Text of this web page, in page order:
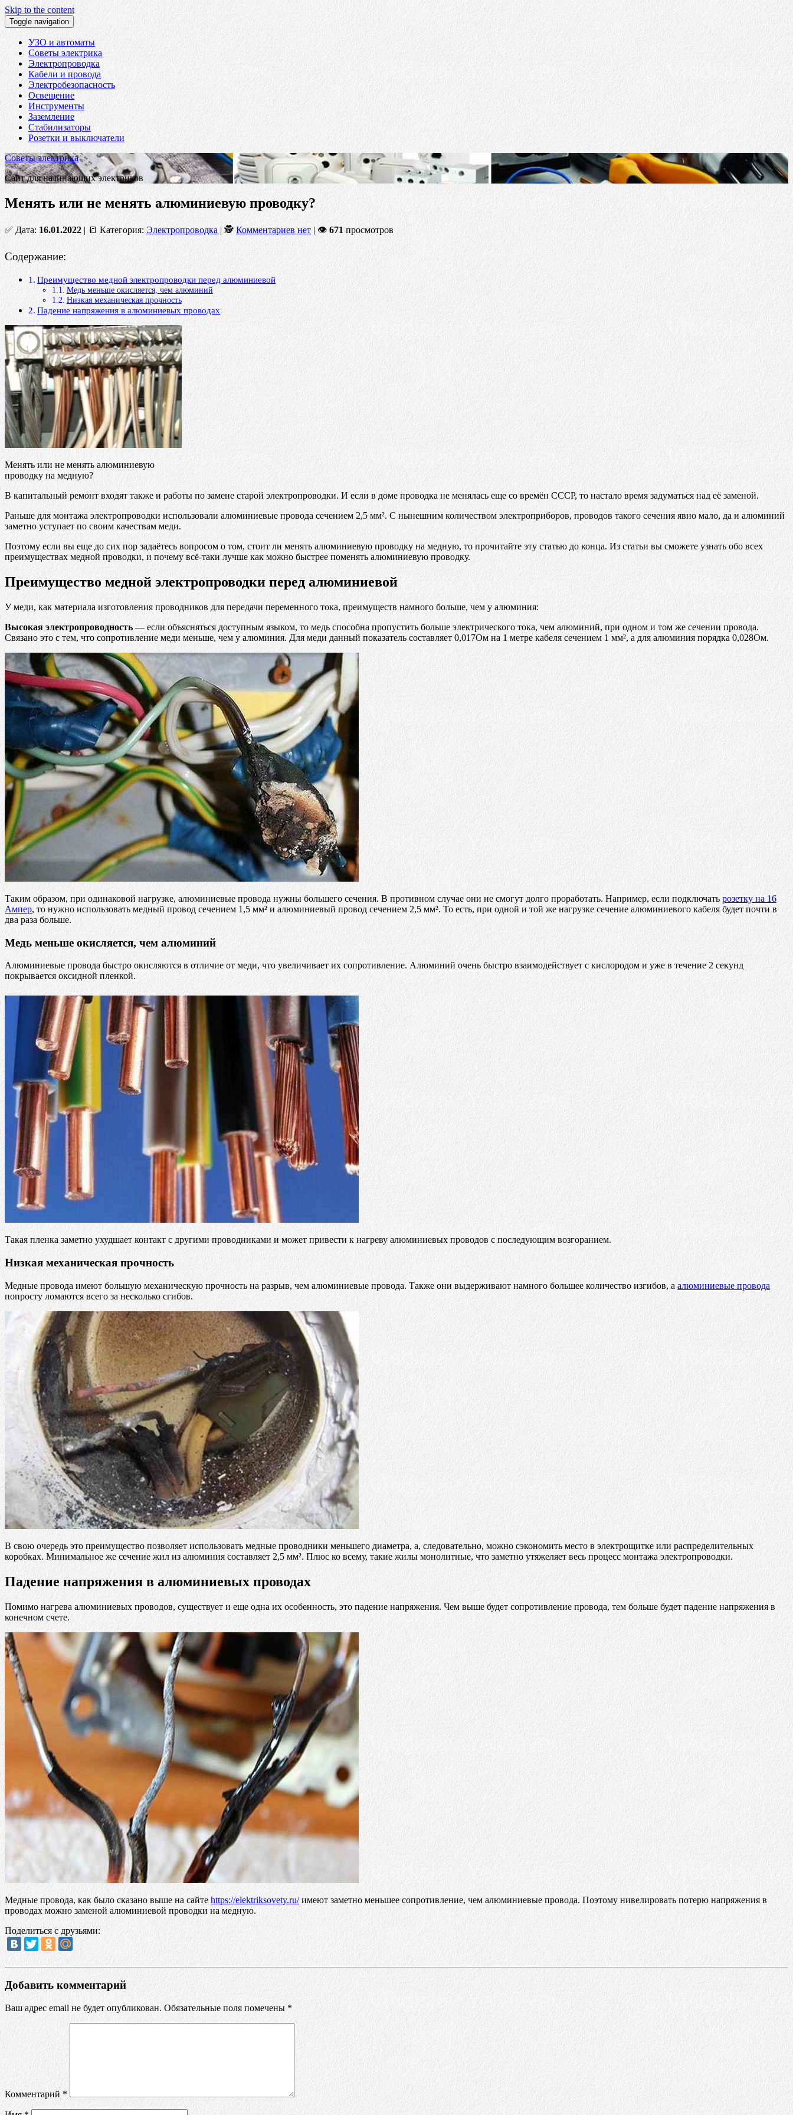
Skip to the content
Toggle navigation
УЗО и автоматы
Советы электрика
Электропроводка
Кабели и провода
Электробезопасность
Освещение
Инструменты
Заземление
Стабилизаторы
Розетки и выключатели
Советы электрика
Сайт для начинающих электриков
Менять или не менять алюминиевую проводку?
✅ Дата: 16.01.2022 | 📒 Категория: Электропроводка | 🕵 Комментариев нет | 👁 671просмотров
Содержание:
Преимущество медной электропроводки перед алюминиевой
Медь меньше окисляется, чем алюминий
Низкая механическая прочность
Падение напряжения в алюминиевых проводах
Менять или не менять алюминиевую
проводку на медную?
В капитальный ремонт входят также и работы по замене старой электропроводки. И если в доме проводка не менялась еще со времён СССР, то настало время задуматься над её заменой.
Раньше для монтажа электропроводки использовали алюминиевые провода сечением 2,5 мм². С нынешним количеством электроприборов, проводов такого сечения явно мало, да и алюминий
заметно уступает по своим качествам меди.
Поэтому если вы еще до сих пор задаётесь вопросом о том, стоит ли менять алюминиевую проводку на медную, то прочитайте эту статью до конца. Из статьи вы сможете узнать обо всех
преимуществах медной проводки, и почему всё-таки лучше как можно быстрее поменять алюминиевую проводку.
Преимущество медной электропроводки перед алюминиевой
У меди, как материала изготовления проводников для передачи переменного тока, преимуществ намного больше, чем у алюминия:
Высокая электропроводность— если объясняться доступным языком, то медь способна пропустить больше электрического тока, чем алюминий, при одном и том же сечении провода.
Связано это с тем, что сопротивление меди меньше, чем у алюминия. Для меди данный показатель составляет 0,017Ом на 1 метре кабеля сечением 1 мм², а для алюминия порядка 0,028Ом.
Таким образом, при одинаковой нагрузке, алюминиевые провода нужны большего сечения. В противном случае они не смогут долго проработать. Например, если подключать розетку на 16
Ампер, то нужно использовать медный провод сечением 1,5 мм² и алюминиевый провод сечением 2,5 мм². То есть, при одной и той же нагрузке сечение алюминиевого кабеля будет почти в
два раза больше.
Медь меньше окисляется, чем алюминий
Алюминиевые провода быстро окисляются в отличие от меди, что увеличивает их сопротивление. Алюминий очень быстро взаимодействует с кислородом и уже в течение 2 секунд
покрывается оксидной пленкой.
Такая пленка заметно ухудшает контакт с другими проводниками и может привести к нагреву алюминиевых проводов с последующим возгоранием.
Низкая механическая прочность
Медные провода имеют большую механическую прочность на разрыв, чем алюминиевые провода. Также они выдерживают намного большее количество изгибов, а алюминиевые провода
попросту ломаются всего за несколько сгибов.
В свою очередь это преимущество позволяет использовать медные проводники меньшего диаметра, а, следовательно, можно сэкономить место в электрощитке или распределительных
коробках. Минимальное же сечение жил из алюминия составляет 2,5 мм². Плюс ко всему, такие жилы монолитные, что заметно утяжеляет весь процесс монтажа электропроводки.
Падение напряжения в алюминиевых проводах
Помимо нагрева алюминиевых проводов, существует и еще одна их особенность, это падение напряжения. Чем выше будет сопротивление провода, тем больше будет падение напряжения в
конечном счете.
Медные провода, как было сказано выше на сайте https://elektriksovety.ru/имеют заметно меньшее сопротивление, чем алюминиевые провода. Поэтому нивелировать потерю напряжения в
проводах можно заменой алюминиевой проводки на медную.
Поделиться с друзьями:
Добавить комментарий
Ваш адрес email не будет опубликован. Обязательные поля помечены*
Комментарий*